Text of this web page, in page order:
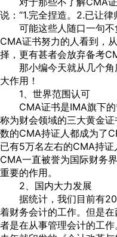
说：“1.完全捏造。2.已让律
可能这些人随口一句不
CMA证书努力的人看到，
择，更有甚者会放弃备考
那小编今天就从几个角
大作用！
1、世界范围认可
CMA证书是IMA旗下的
称为财会领域的三大黄金
数的CMA持证人都成为了
已有5万名左右的CMA持证
CMA一直被誉为国际财务
重要的作用。
2、国内大力发展
据统计，我们目前有
着财务会计的工作。但是
者是在从事管理会计的工